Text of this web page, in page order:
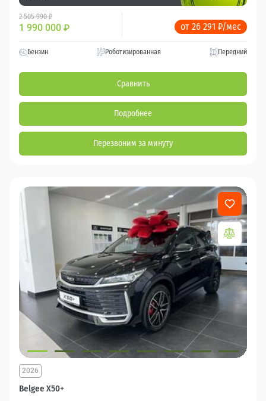
2 505 990 ₽
1 990 000 ₽ от 26 291 ₽/мес
Бензин Роботизированная Передний
Сравнить
Подробнее
Перезвоним за минуту
Belgee X50+
2026